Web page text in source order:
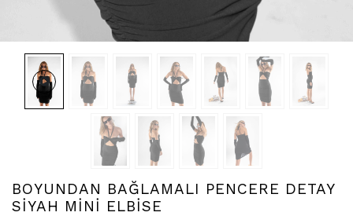
BOYUNDAN BAĞLAMALI PENCERE DETAY
SİYAH MİNİ ELBİSE